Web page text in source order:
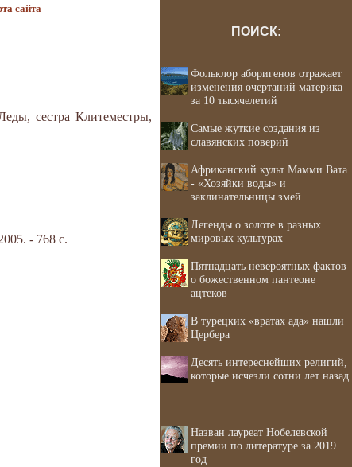
сайта
сес­тра Клитеместры,
- 768 с.
ПОИСК:
Фольклор аборигенов отражает
изменения очертаний материка
за 10 тысячелетий
Самые жуткие создания из
славянских поверий
Африканский культ Мамми Вата
- «Хозяйки воды» и
заклинательницы змей
Легенды о золоте в разных
мировых культурах
Пятнадцать невероятных фактов
о божественном пантеоне
ацтеков
В турецких «вратах ада» нашли
Цербера
Десять интереснейших религий,
которые исчезли сотни лет назад
Назван лауреат Нобелевской
премии по литературе за 2019
год